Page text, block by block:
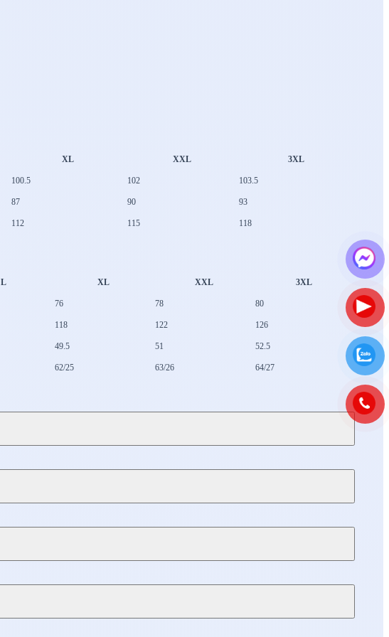
XL XXL 3XL
100.5 102 103.5
87 90 93
112 115 118
L XL XXL 3XL
76 78 80
118 122 126
49.5 51 52.5
62/25 63/26 64/27